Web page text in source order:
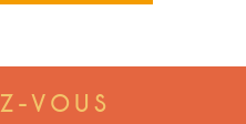
VOUS